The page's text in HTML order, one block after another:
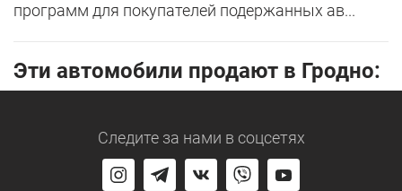
программ для покупателей подержанных ав...
Эти автомобили продают в Гродно:
Следите за нами в соцсетях